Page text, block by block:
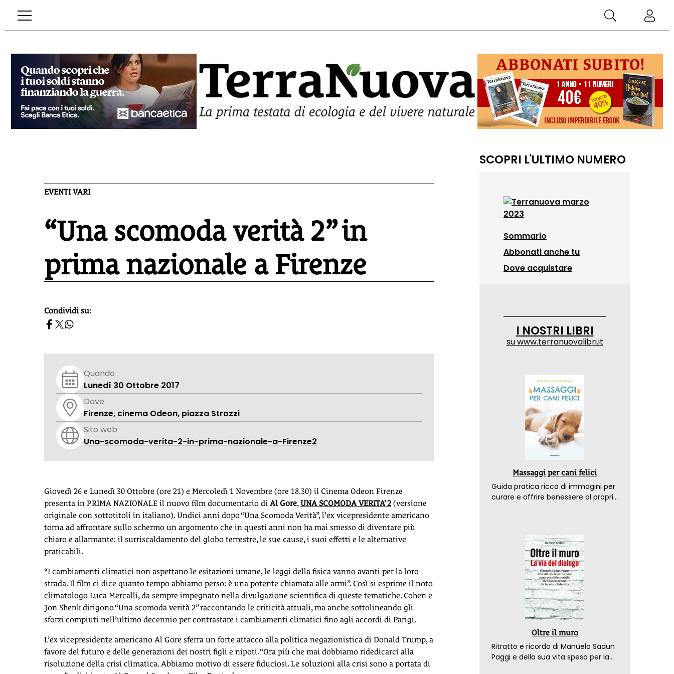
EVENTI VARI
“Una scomoda verità 2” in
prima nazionale a Firenze
homepage h2
Condividi su:
Quando
Lunedì 30 Ottobre 2017
Dove
Firenze, cinema Odeon, piazza Strozzi
Sito web
Una-scomoda-verita-2-in-prima-nazionale-a-Firenze2
Giovedì 26 e Lunedì 30 Ottobre (ore 21) e Mercoledì 1 Novembre (ore 18.30) il Cinema Odeon Firenze
presenta in PRIMA NAZIONALE il nuovo film documentario di Al Gore,UNA SCOMODA VERITA’ 2 (versione
originale con sottotitoli in italiano). Undici anni dopo “Una Scomoda Verità”, l’ex vicepresidente americano
torna ad affrontare sullo schermo un argomento che in questi anni non ha mai smesso di diventare più
chiaro e allarmante: il surriscaldamento del globo terrestre, le sue cause, i suoi effetti e le alternative
praticabili.
“I cambiamenti climatici non aspettano le esitazioni umane, le leggi della fisica vanno avanti per la loro
strada. Il film ci dice quanto tempo abbiamo perso: è una potente chiamata alle armi”. Così si esprime il noto
climatologo Luca Mercalli, da sempre impegnato nella divulgazione scientifica di queste tematiche. Cohen e
Jon Shenk dirigono “Una scomoda verità 2” raccontando le criticità attuali, ma anche sottolineando gli
sforzi compiuti nell’ultimo decennio per contrastare i cambiamenti climatici fino agli accordi di Parigi.
L’ex vicepresidente americano Al Gore sferra un forte attacco alla politica negazionistica di Donald Trump, a
favore del futuro e delle generazioni dei nostri figli e nipoti. “Ora più che mai dobbiamo ridedicarci alla
risoluzione della crisi climatica. Abbiamo motivo di essere fiduciosi. Le soluzioni alla crisi sono a portata di
SCOPRI L'ULTIMO NUMERO
Sommario
Abbonati anche tu
Dove acquistare
I NOSTRI LIBRI
suwww.terranuovalibri.it
Massaggi per cani felici
Guida pratica ricca di immagini per
curare e offrire benessere al proprio
Oltre il muro
Ritratto e ricordo di Manuela Sadun
Paggi e della sua vita spesa per la